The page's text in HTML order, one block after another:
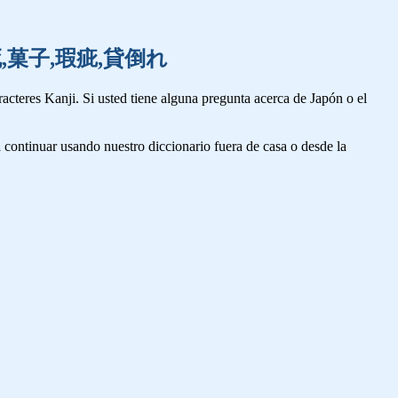
菓子,瑕疵,貸倒れ
Kanji. Si usted tiene alguna pregunta acerca de Japón o el
continuar usando nuestro diccionario fuera de casa o desde la